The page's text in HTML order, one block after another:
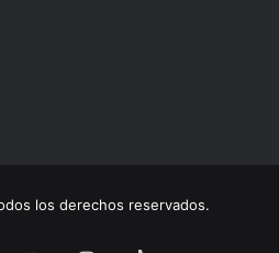
los derechos reservados.